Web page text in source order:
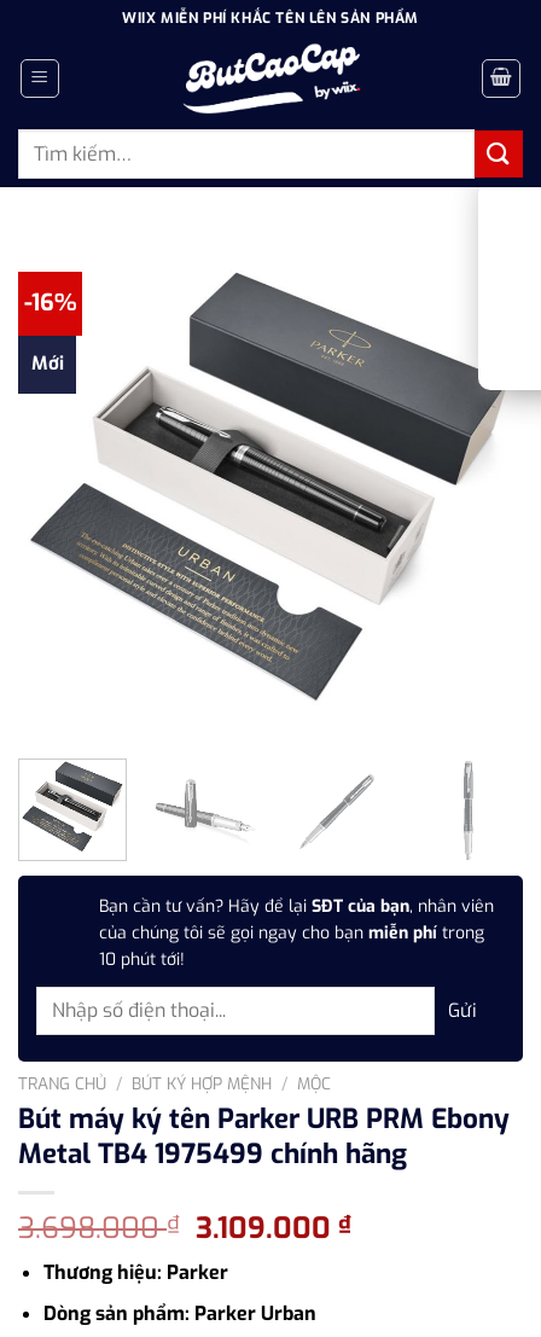
dung
WIIX MIỄN PHÍ KHẮC TÊN LÊN SẢN PHẨM
Tìm
-16%
Mới
Bạn cần tư vấn? Hãy để lại SĐT của bạn, nhân viên
của chúng tôi sẽ gọi ngay cho bạn miễn phí trong
10 phút tới!
TRANG CHỦ / BÚT KÝ HỢP MỆNH / MỘC
Bút máy ký tên Parker URB PRM Ebony
Metal TB4 1975499 chính hãng
3.698.000₫ Giá
gốc
là:
3.698.000 ₫.
3.109.000₫Giá
Thương hiệu: Parker
Dòng sản phẩm: Parker Urban